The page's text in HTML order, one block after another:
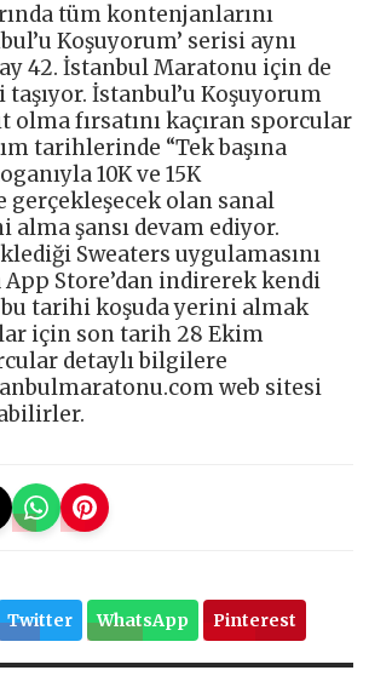
tüm kontenjanlarını
Koşuyorum’ serisi aynı
42. İstanbul Maratonu için de
İstanbul’u Koşuyorum
olma fırsatını kaçıran sporcular
tarihlerinde “Tek başına
10K ve 15K
olan sanal
alma şansı devam ediyor.
Sweaters uygulamasını
App Store’dan indirerek kendi
tarihi koşuda yerini almak
için son tarih 28 Ekim
detaylı bilgilere
web sitesi
Twitter WhatsApp Pinterest